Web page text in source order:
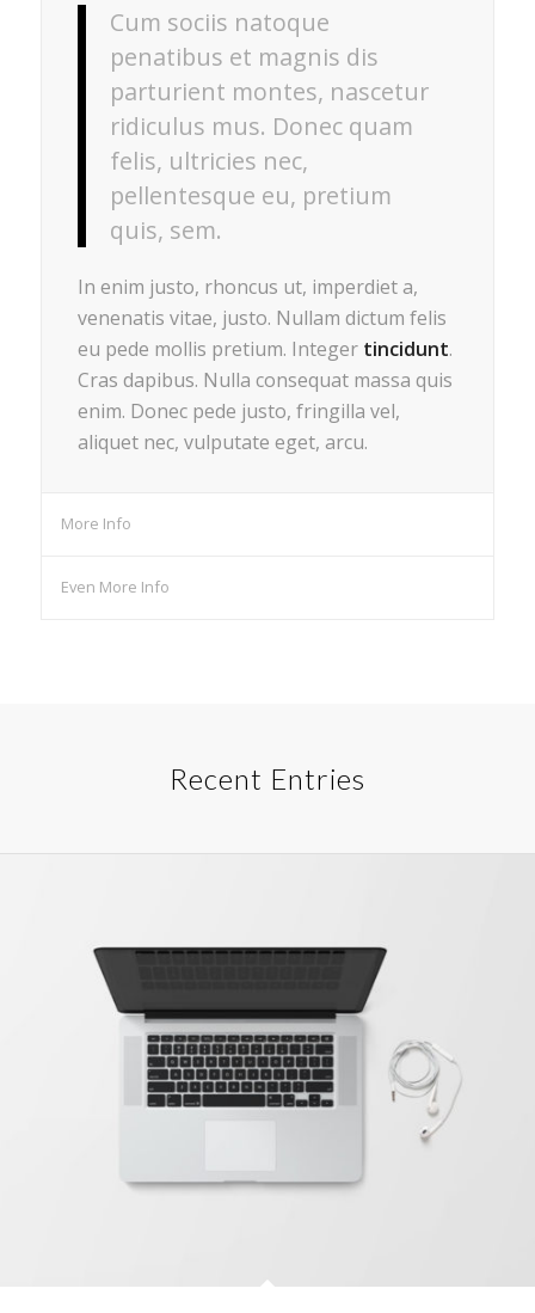
Cum sociis natoque
penatibus et magnis dis
parturient montes, nascetur
ridiculus mus. Donec quam
felis, ultricies nec,
pellentesque eu, pretium
quis, sem.
In enim justo, rhoncus ut, imperdiet a,
venenatis vitae, justo. Nullam dictum felis
eu pede mollis pretium. Integer tincidunt.
Cras dapibus. Nulla consequat massa quis
enim. Donec pede justo, fringilla vel,
aliquet nec, vulputate eget, arcu.
More Info
Even More Info
Recent Entries